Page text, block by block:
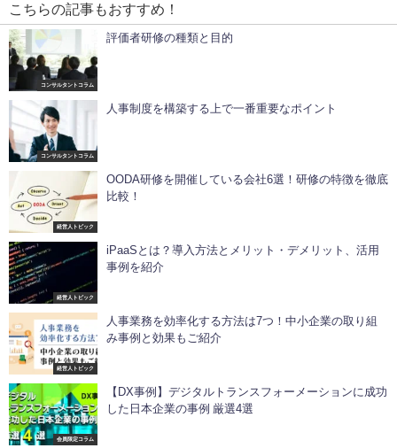
こちらの記事もおすすめ！
コンサルタントコラム
評価者研修の種類と目的
コンサルタントコラム
人事制度を構築する上で一番重要なポイント
経営人トピック
OODA研修を開催している会社6選！研修の特徴を徹底
比較！
経営人トピック
iPaaSとは？導入方法とメリット・デメリット、活用
事例を紹介
経営人トピック
人事業務を効率化する方法は7つ！中小企業の取り組
み事例と効果もご紹介
会員限定コラム
【DX事例】デジタルトランスフォーメーションに成功
した日本企業の事例 厳選4選